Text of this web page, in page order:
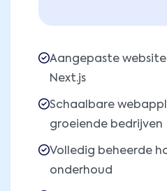
Aangepaste
Next.js
Schaalbare
groeiende bedrijven
Volledig beheerde
onderhoud